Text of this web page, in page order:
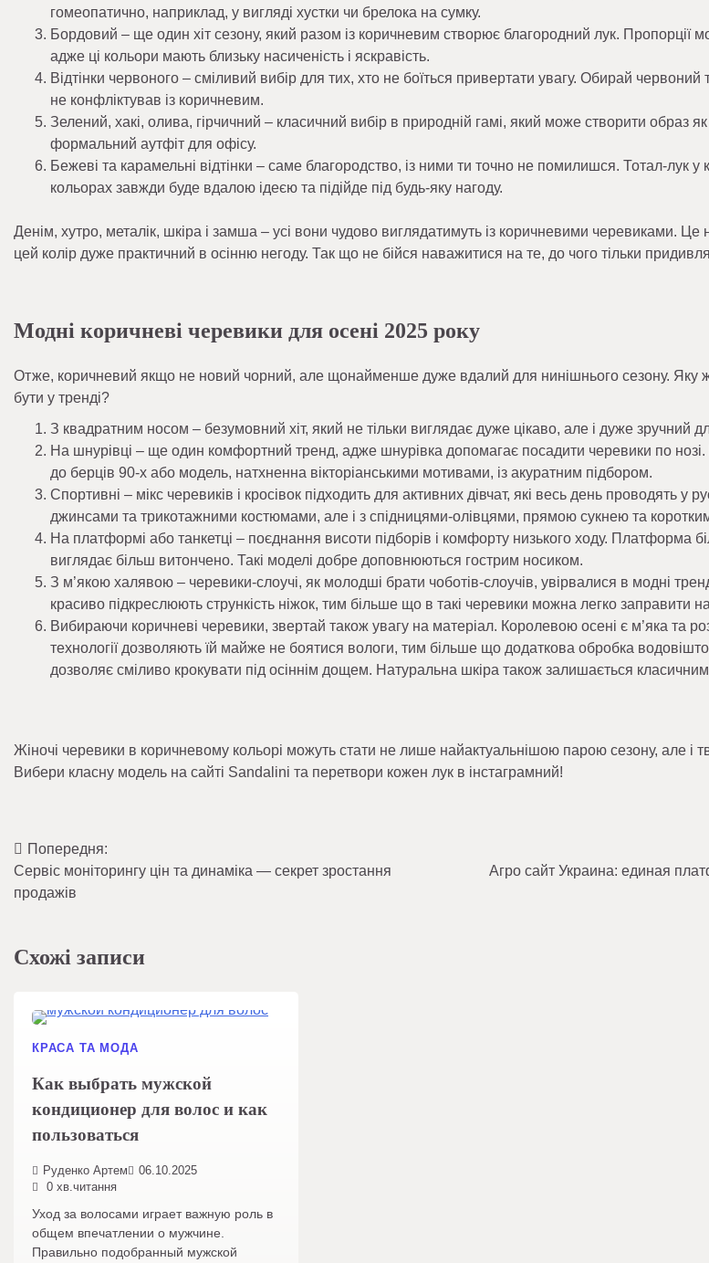
гомеопатично, наприклад, у вигляді хустки чи брелока на сумку.
Бордовий – ще один хіт сезону, який разом із коричневим створює благородний лук. Пропорції
адже ці кольори мають близьку насиченість і яскравість.
Відтінки червоного – сміливий вибір для тих, хто не боїться привертати увагу. Обирай червоний
не конфліктував із коричневим.
Зелений, хакі, олива, гірчичний – класичний вибір в природній гамі, який може створити образ як
формальний аутфіт для офісу.
Бежеві та карамельні відтінки – саме благородство, із ними ти точно не помилишся. Тотал-лук
кольорах завжди буде вдалою ідеєю та підійде під будь-яку нагоду.
Денім, хутро, металік, шкіра і замша – усі вони чудово виглядатимуть із коричневими черевиками.
цей колір дуже практичний в осінню негоду. Так що не бійся наважитися на те, до чого тільки
Модні коричневі черевики для осені 2025 року
Отже, коричневий якщо не новий чорний, але щонайменше дуже вдалий для нинішнього сезону. Яку
бути у тренді?
З квадратним носом – безумовний хіт, який не тільки виглядає дуже цікаво, але і дуже зручний
На шнурівці – ще один комфортний тренд, адже шнурівка допомагає посадити черевики по
до берців 90-х або модель, натхненна вікторіанськими мотивами, із акуратним підбором.
Спортивні – мікс черевиків і кросівок підходить для активних дівчат, які весь день проводять у
джинсами та трикотажними костюмами, але і з спідницями-олівцями, прямою сукнею та
На платформі або танкетці – поєднання висоти підборів і комфорту низького ходу. Платформа
виглядає більш витончено. Такі моделі добре доповнюються гострим носиком.
З м’якою халявою – черевики-слоучі, як молодші брати чоботів-слоучів, увірвалися в модні
красиво підкреслюють стрункість ніжок, тим більше що в такі черевики можна легко заправити
Вибираючи коричневі черевики, звертай також увагу на матеріал. Королевою осені є м’яка та
технології дозволяють їй майже не боятися вологи, тим більше що додаткова обробка
дозволяє сміливо крокувати під осіннім дощем. Натуральна шкіра також залишається
Жіночі черевики в коричневому кольорі можуть стати не лише найактуальнішою парою сезону, але і
Вибери класну модель на сайті Sandalini та перетвори кожен лук в інстаграмний!
Навігація
записів
Попередня:
Сервіс моніторингу цін та динаміка — секрет зростання
продажів
Агро сайт Украина: единая
Схожі записи
КРАСА ТА МОДА
Как выбрать мужской
кондиционер для волос и как
пользоваться
Руденко Артем
06.10.2025
0 хв.читання
Уход за волосами играет важную роль в
общем впечатлении о мужчине.
Правильно подобранный мужской